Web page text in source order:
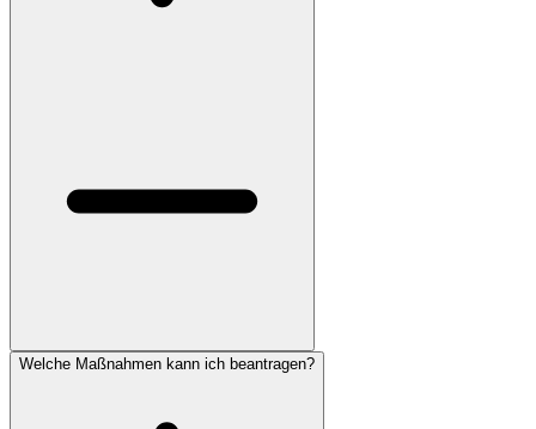
Welche Maßnahmen kann ich beantragen?